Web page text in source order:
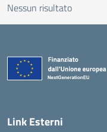
Nessun risultato
Link Esterni